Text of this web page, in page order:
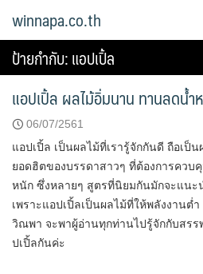
winnapa.co.th
ป้ายกำกับ:แอปเปิ้ล
แอปเปิ้ล ผลไม้อิ่มนาน ทานลดน้ำ
06/07/2561
แอปเปิ้ล เป็นผลไม้ที่เรารู้จักกันดี ถือเป็น
ยอดฮิตของบรรดาสาวๆ ที่ต้องการควบ
หนัก ซึ่งหลายๆ สูตรที่นิยมกันมักจะแนะ
เพราะแอปเปิ้ลเป็นผลไม้ที่ให้พลังงานต่
วิณพา จะพาผู้อ่านทุกท่านไปรู้จักกับสร
ปเปิ้ลกันค่ะ